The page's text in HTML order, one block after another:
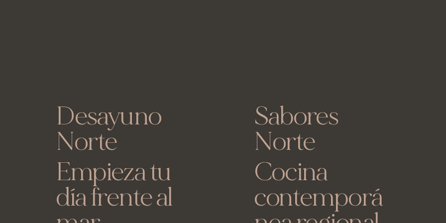
Desayuno
Norte
Empieza tu
día frente al
Sabores
Norte
Cocina
contemporá